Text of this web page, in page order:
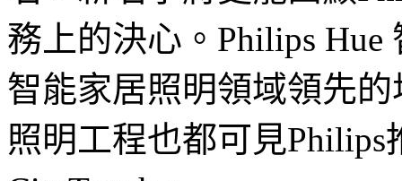
務上的決心。Philips
智能家居照明領域領先
照明工程也都可見